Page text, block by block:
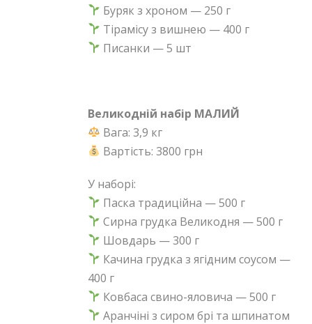
Буряк з хроном — 250 г
Тірамісу з вишнею — 400 г
Писанки — 5 шт
Великодній набір МАЛИЙ
Вага: 3,9 кг
Вартість: 3800 грн
У наборі:
Паска традиційна — 500 г
Сирна грудка Великодня — 500 г
Шовдарь — 300 г
Качина грудка з ягідним соусом —
400 г
Ковбаса свино-яловича — 500 г
Аранчіні з сиром брі та шпинатом